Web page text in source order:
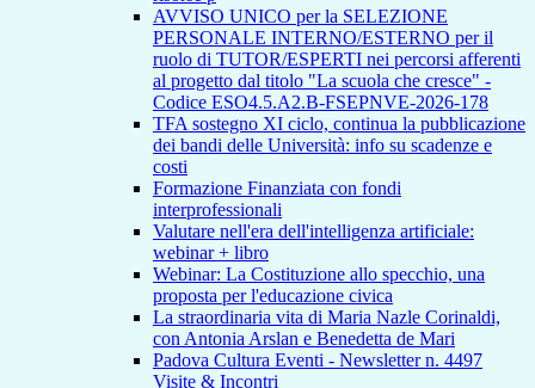
AVVISO UNICO per la SELEZIONE
PERSONALE INTERNO/ESTERNO per il
ruolo di TUTOR/ESPERTI nei percorsi afferenti
al progetto dal titolo "La scuola che cresce" -
Codice ESO4.5.A2.B-FSEPNVE-2026-178
TFA sostegno XI ciclo, continua la pubblicazione
dei bandi delle Università: info su scadenze e
costi
Formazione Finanziata con fondi
interprofessionali
Valutare nell'era dell'intelligenza artificiale:
webinar + libro
Webinar: La Costituzione allo specchio, una
proposta per l'educazione civica
La straordinaria vita di Maria Nazle Corinaldi,
con Antonia Arslan e Benedetta de Mari
Padova Cultura Eventi - Newsletter n. 4497
Visite & Incontri